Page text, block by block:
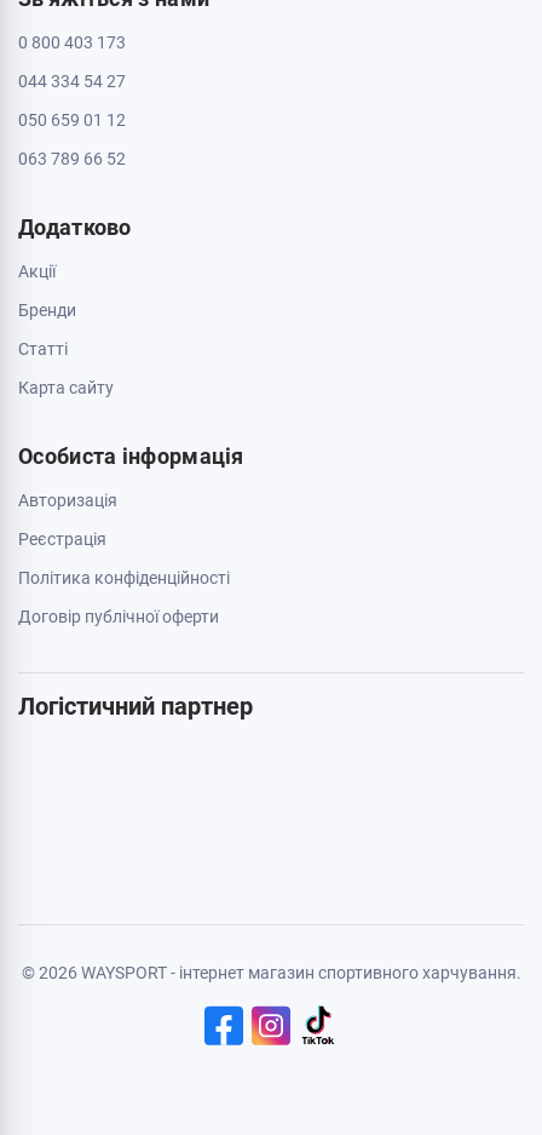
Інформація
Контакти
Доставка і оплата
Обмін та повернення
Зв'яжіться з нами
0 800 403 173
044 334 54 27
063 789 66 52
Додатково
Акції
Бренди
Карта сайту
Договір публічної оферти
Логістичний партнер